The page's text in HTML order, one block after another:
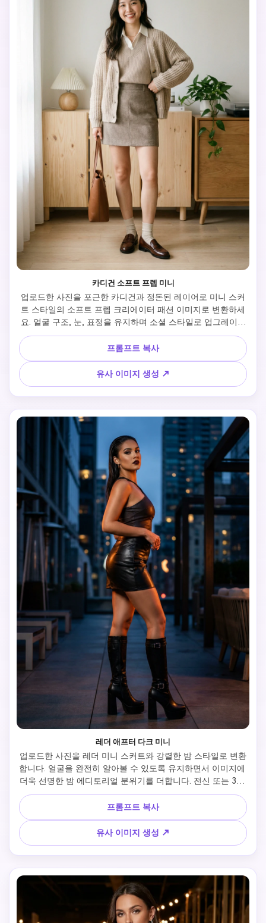
카디건 소프트 프렙 미니
업로드한 사진을 포근한 카디건과 정돈된 레이어로 미니 스커
트 스타일의 소프트 프렙 크리에이터 패션 이미지로 변환하세
요. 얼굴 구조, 눈, 표정을 유지하며 소셜 스타일로 업그레이드
합니다. 전신 포즈, 실내 자연광, 텍스처 니트 카디건, 테일러드
미니 스커트, 로퍼 또는 부츠, 리얼 원단 디테일, 미니멀하고 깔
끔한 배경 유지. 결과물은 친근하고 정돈된 여성적 계절 스타
일 콘텐츠에 완벽합니다.
프롬프트 복사
유사 이미지 생성 ↗
레더 애프터 다크 미니
업로드한 사진을 레더 미니 스커트와 강렬한 밤 스타일로 변환
합니다. 얼굴을 완전히 알아볼 수 있도록 유지하면서 이미지에
더욱 선명한 밤 에디토리얼 분위기를 더합니다. 전신 또는 3/4
포즈, 매끄러운 페이크 레더 질감, 핏된 상의, 부츠 또는 힐, 슬
릭 헤어, 분위기 있는 조명. 현대 도심 인테리어 또는 루프탑에
서 촬영. 결과물은 자신감 있고, 글로시, 트렌드하며 바로 클릭
을 유도하는 패션 콘텐츠에 적합합니다.
프롬프트 복사
유사 이미지 생성 ↗